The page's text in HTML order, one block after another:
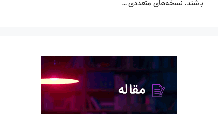
باشند. نسخه‌های متعددی …